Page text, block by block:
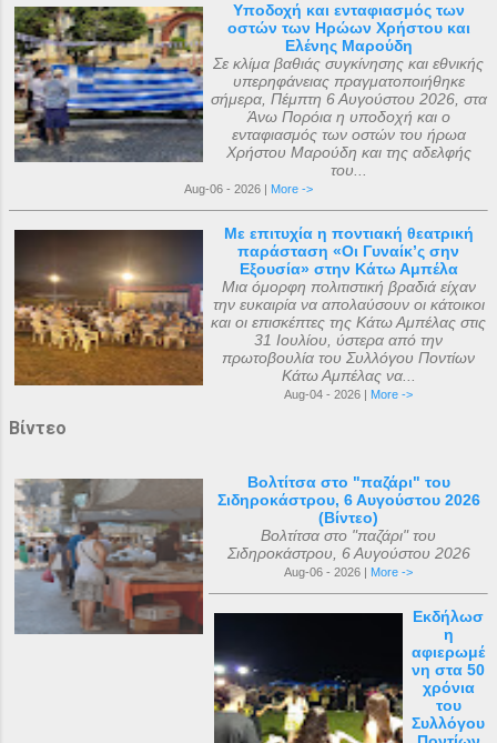
Υποδοχή και ενταφιασμός των
οστών των Ηρώων Χρήστου και
Ελένης Μαρούδη
Σε κλίμα βαθιάς συγκίνησης και εθνικής
υπερηφάνειας πραγματοποιήθηκε
σήμερα, Πέμπτη 6 Αυγούστου 2026, στα
Άνω Πορόια η υποδοχή και ο
ενταφιασμός των οστών του ήρωα
Χρήστου Μαρούδη και της αδελφής
του...
Aug-06 - 2026 | More ->
Με επιτυχία η ποντιακή θεατρική
παράσταση «Οι Γυναίκ’ς σην
Εξουσία» στην Κάτω Αμπέλα
Μια όμορφη πολιτιστική βραδιά είχαν
την ευκαιρία να απολαύσουν οι κάτοικοι
και οι επισκέπτες της Κάτω Αμπέλας στις
31 Ιουλίου, ύστερα από την
πρωτοβουλία του Συλλόγου Ποντίων
Κάτω Αμπέλας να...
Aug-04 - 2026 | More ->
Βίντεο
Βολτίτσα στο "παζάρι" του
Σιδηροκάστρου, 6 Αυγούστου 2026
(Βίντεο)
Βολτίτσα στο "παζάρι" του
Σιδηροκάστρου, 6 Αυγούστου 2026
Aug-06 - 2026 | More ->
Εκδήλωσ
η
αφιερωμέ
νη στα 50
χρόνια
του
Συλλόγου